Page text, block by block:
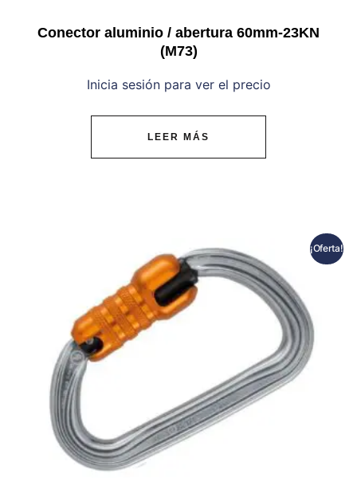
Conector aluminio / abertura 60mm-23KN
(M73)
Inicia sesión para ver el precio
LEER MÁS
¡Oferta!